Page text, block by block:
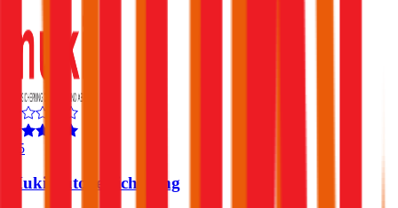
4,5
Muki Autoversicherung